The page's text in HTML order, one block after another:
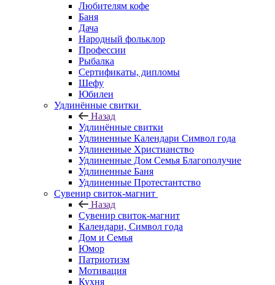
Любителям кофе
Баня
Дача
Народный фольклор
Профессии
Рыбалка
Сертификаты, дипломы
Шефу
Юбилеи
Удлинённые свитки
Назад
Удлинённые свитки
Удлиненные Календари Символ года
Удлиненные Христианство
Удлиненные Дом Семья Благополучие
Удлиненные Баня
Удлиненные Протестантство
Сувенир свиток-магнит
Назад
Сувенир свиток-магнит
Календари, Символ года
Дом и Семья
Юмор
Патриотизм
Мотивация
Кухня